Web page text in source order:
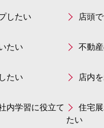
したい 店頭
たい 不動
たい 店内
内学習に役立て
住宅
たい